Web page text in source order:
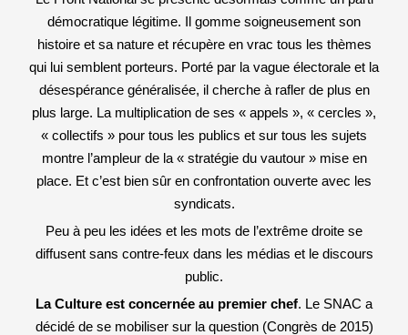
démocratique légitime. Il gomme soigneusement son
histoire et sa nature et récupère en vrac tous les thèmes
qui lui semblent porteurs. Porté par la vague électorale et la
désespérance généralisée, il cherche à rafler de plus en
plus large. La multiplication de ses « appels », « cercles »,
« collectifs » pour tous les publics et sur tous les sujets
montre l’ampleur de la « stratégie du vautour » mise en
place. Et c’est bien sûr en confrontation ouverte avec les
syndicats.
Peu à peu les idées et les mots de l’extrême droite se
diffusent sans contre-feux dans les médias et le discours
public.
La Culture est concernée au premier chef. Le SNAC a
décidé de se mobiliser sur la question (Congrès de 2015)